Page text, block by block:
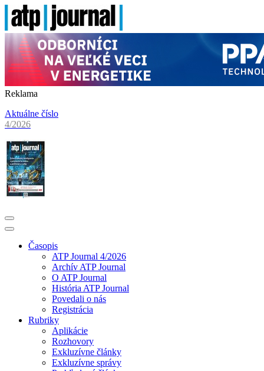
Reklama
Aktuálne číslo
4/2026
Časopis
ATP Journal 4/2026
Archív ATP Journal
O ATP Journal
História ATP Journal
Povedali o nás
Registrácia
Rubriky
Aplikácie
Rozhovory
Exkluzívne články
Exkluzívne správy